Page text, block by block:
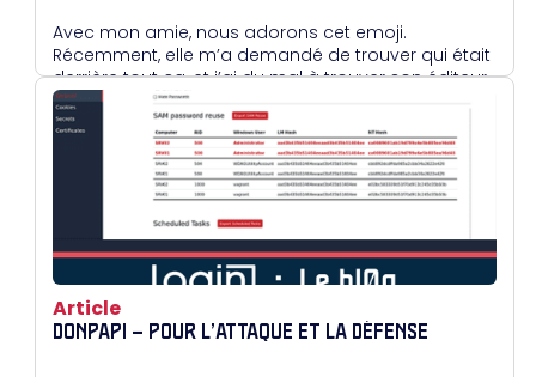
Avec mon amie, nous adorons cet emoji.
Récemment, elle m’a demandé de trouver qui était
derrière tout ça, et j’ai du mal à trouver son éditeur.
Article
DONPAPI – POUR L’ATTAQUE ET LA DÉFENSE